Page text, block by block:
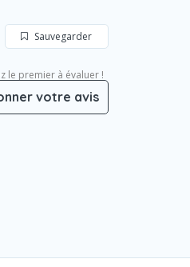
Sauvegarder
le premier à évaluer !
votre avis